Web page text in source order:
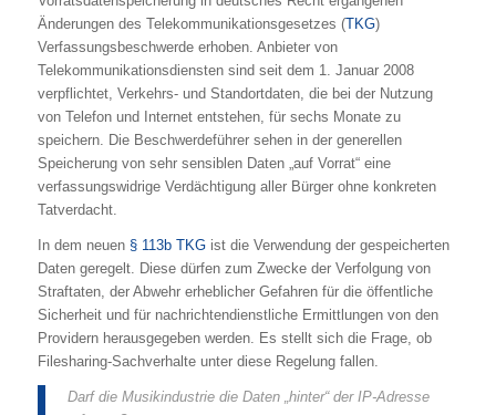
Änderungen des Telekommunikationsgesetzes (TKG)
Verfassungsbeschwerde erhoben. Anbieter von
Telekommunikationsdiensten sind seit dem 1. Januar 2008
verpflichtet, Verkehrs- und Standortdaten, die bei der Nutzung
von Telefon und Internet entstehen, für sechs Monate zu
speichern. Die Beschwerdeführer sehen in der generellen
Speicherung von sehr sensiblen Daten „auf Vorrat“ eine
verfassungswidrige Verdächtigung aller Bürger ohne konkreten
Tatverdacht.
In dem neuen § 113b TKGist die Verwendung der gespeicherten
Daten geregelt. Diese dürfen zum Zwecke der Verfolgung von
Straftaten, der Abwehr erheblicher Gefahren für die öffentliche
Sicherheit und für nachrichtendienstliche Ermittlungen von den
Providern herausgegeben werden. Es stellt sich die Frage, ob
Filesharing-Sachverhalte unter diese Regelung fallen.
Darf die Musikindustrie die Daten „hinter“ der IP-Adresse